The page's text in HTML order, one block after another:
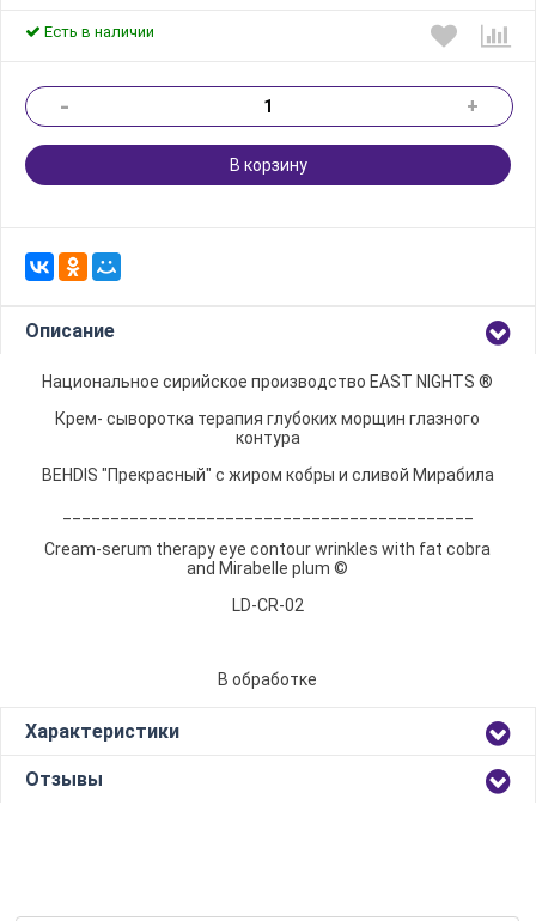
Есть в наличии
- +
В корзину
Описание
Национальное сирийское производство EAST NIGHTS ®
Крем- сыворотка терапия глубоких морщин глазного
контура
BEHDIS "Прекрасный" с жиром кобры и сливой Мирабила
Cream-serum therapy eye contour wrinkles with fat cobra
and Mirabelle plum ©
LD-CR-02
В обработке
Характеристики
Отзывы